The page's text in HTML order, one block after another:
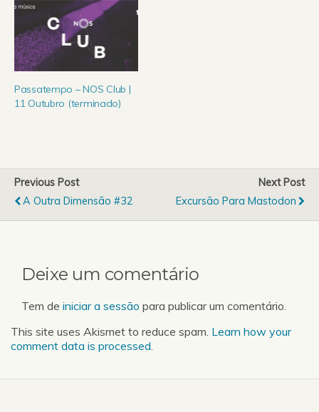
entrada apenas tens que
ouvir o promo do Clash
Club que passará em
emissão amanhã (dia…
Passatempo – NOS Club |
11 Outubro (terminado)
Previous Post
A Outra Dimensão #32
Next Post
Excursão Para Mastodon
Deixe um comentário
Tem de iniciar a sessão para publicar um comentário.
This site uses Akismet to reduce spam. Learn how your
comment data is processed.